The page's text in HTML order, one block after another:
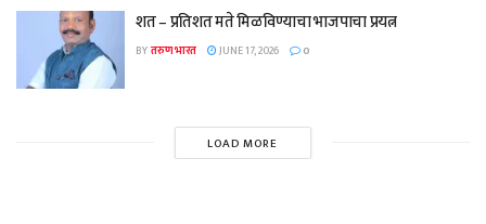
शत – प्रतिशत मते मिळविण्याचा भाजपाचा प्रयत्न
BYतरुण भारत JUNE 17, 2026 0
LOAD MORE